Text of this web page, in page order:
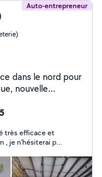
Auto-entrepreneur
dans le nord pour
nouvelle
dispo sur fb.
très efficace et